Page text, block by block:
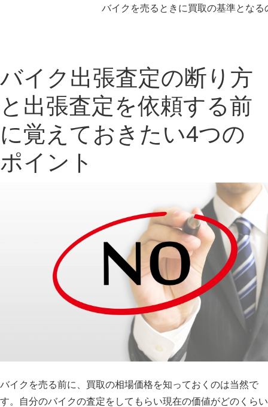
バイクを売るときに買取の基準となる
バイク出張査定の断り方
と出張査定を依頼する前
に覚えておきたい4つの
ポイント
バイクを売る前に、買取の相場価格を知っておくのは当然で
す。自分のバイクの査定をしてもらい現在の価値がどのくらい